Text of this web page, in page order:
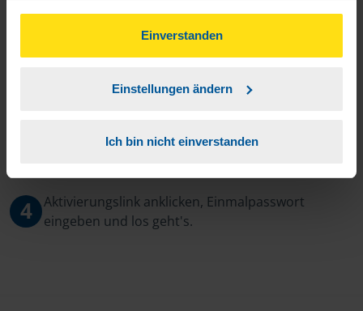
gesammelt haben. Indem Sie auf Einverstanden klicken,
können Sie der Verwendung von Cookies, gemäß
unserer➔ Datenschutzrichtliniezustimmen.
Einverstanden
Einstellungen ändern
Ich bin nicht einverstanden
Sie teilen mir mit, dass Sie MeineVLH nutzen
Sie bekommen eine E-Mail mit Ihren Zugangsdaten
und einem Aktivierungslink.
Sie erhalten von mir Ihr Einmal-Passwort.
4
Aktivierungslink anklicken, Einmalpasswort
eingeben und los geht's.